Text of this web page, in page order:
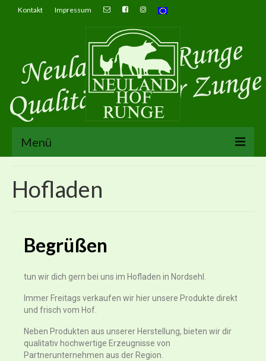
Kontakt Impressum
Menü
Märkte
Hofshop
Produkte
Schweinefleisch
Hähnchenfleisch
Hofladen
Begrüßen
tun wir dich gern bei uns im Hofladen in Nordsehl.
Immer Freitags verkaufen wir hier unsere Produkte direkt
und frisch vom Hof.
Neben Produkten aus unserer Herstellung, bieten wir dir
qualitativ hochwertige Erzeugnisse von
Partnerunternehmen aus der Region.